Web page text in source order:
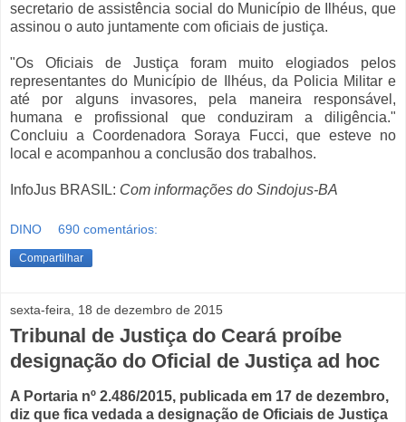
secretario de assistência social do Município de Ilhéus, que
assinou o auto juntamente com oficiais de justiça.
"Os Oficiais de Justiça foram muito elogiados pelos
representantes do Município de Ilhéus, da Policia Militar e
até por alguns invasores, pela maneira responsável,
humana e profissional que conduziram a diligência."
Concluiu a Coordenadora Soraya Fucci, que esteve no
local e acompanhou a conclusão dos trabalhos.
InfoJus BRASIL: Com informações do Sindojus-BA
DINO 690 comentários:
Compartilhar
sexta-feira, 18 de dezembro de 2015
Tribunal de Justiça do Ceará proíbe
designação do Oficial de Justiça ad hoc
A Portaria nº 2.486/2015, publicada em 17 de dezembro,
diz que fica vedada a designação de Oficiais de Justiça